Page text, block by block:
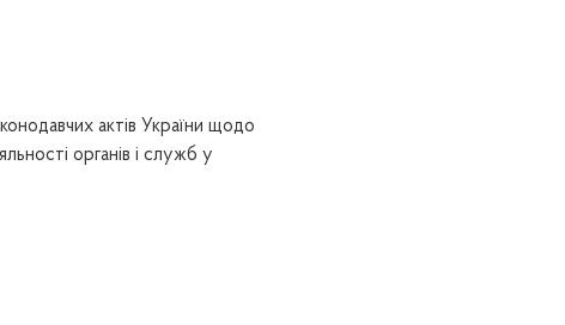
актів України щодо
органів і служб у